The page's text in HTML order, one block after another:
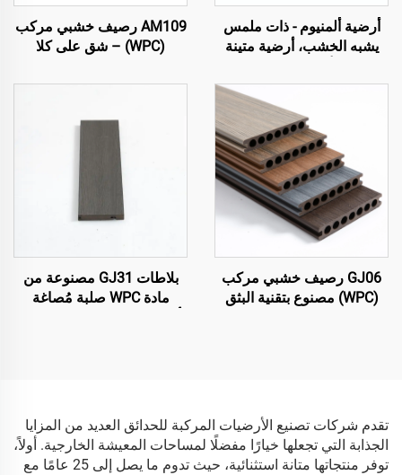
أرضية ألمنيوم - ذات ملمس
يشبه الخشب، أرضية متينة
AM109 رصيف خشبي مركب
(WPC) – شق على كلا
(140×25 مم)
GJ06 رصيف خشبي مركب
(WPC) مصنوع بتقنية البثق
بلاطات GJ31 مصنوعة من
مادة WPC صلبة مُصاغة
تقدم شركات تصنيع الأرضيات المركبة للحدائق العديد من المزايا
الجذابة التي تجعلها خيارًا مفضلًا لمساحات المعيشة الخارجية. أولاً،
توفر منتجاتها متانة استثنائية، حيث تدوم ما يصل إلى 25 عامًا مع